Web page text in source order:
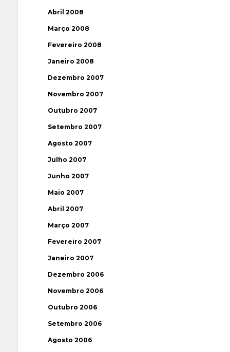
Abril 2008
Março 2008
Fevereiro 2008
Janeiro 2008
Dezembro 2007
Novembro 2007
Outubro 2007
Setembro 2007
Agosto 2007
Julho 2007
Junho 2007
Maio 2007
Abril 2007
Março 2007
Fevereiro 2007
Janeiro 2007
Dezembro 2006
Novembro 2006
Outubro 2006
Setembro 2006
Agosto 2006